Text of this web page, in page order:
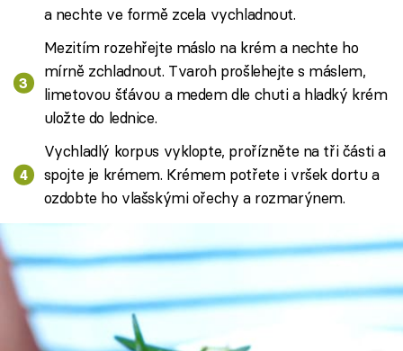
a nechte ve formě zcela vychladnout.
Mezitím rozehřejte máslo na krém a nechte ho
mírně zchladnout. Tvaroh prošlehejte s máslem,
limetovou šťávou a medem dle chuti a hladký krém
uložte do lednice.
Vychladlý korpus vyklopte, prořízněte na tři části a
spojte je krémem. Krémem potřete i vršek dortu a
ozdobte ho vlašskými ořechy a rozmarýnem.